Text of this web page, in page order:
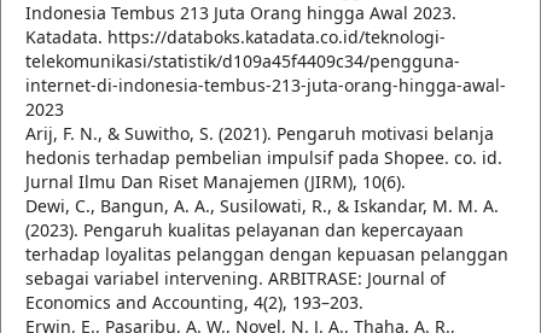
Indonesia Tembus 213 Juta Orang hingga Awal 2023.
Katadata. https://databoks.katadata.co.id/teknologi-
telekomunikasi/statistik/d109a45f4409c34/pengguna-
internet-di-indonesia-tembus-213-juta-orang-hingga-awal-
2023
Arij, F. N., & Suwitho, S. (2021). Pengaruh motivasi belanja
hedonis terhadap pembelian impulsif pada Shopee. co. id.
Jurnal Ilmu Dan Riset Manajemen (JIRM), 10(6).
Dewi, C., Bangun, A. A., Susilowati, R., & Iskandar, M. M. A.
(2023). Pengaruh kualitas pelayanan dan kepercayaan
terhadap loyalitas pelanggan dengan kepuasan pelanggan
sebagai variabel intervening. ARBITRASE: Journal of
Economics and Accounting, 4(2), 193–203.
Erwin, E., Pasaribu, A. W., Novel, N. J. A., Thaha, A. R.,